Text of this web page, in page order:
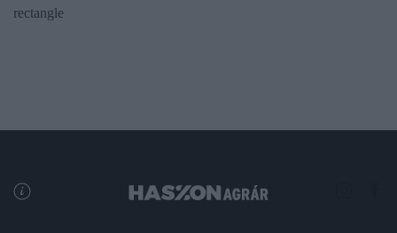
rectangle